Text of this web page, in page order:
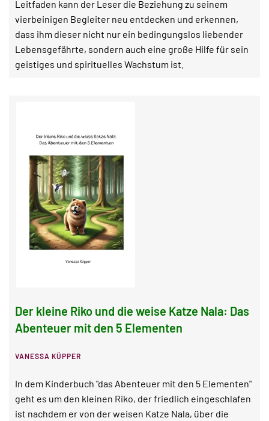
Leitfaden kann der Leser die Beziehung zu seinem
vierbeinigen Begleiter neu entdecken und erkennen,
dass ihm dieser nicht nur ein bedingungslos liebender
Lebensgefährte, sondern auch eine große Hilfe für sein
geistiges und spirituelles Wachstum ist.
Der kleine Riko und die weise Katze Nala: Das
Abenteuer mit den 5 Elementen
VANESSA KÜPPER
In dem Kinderbuch "das Abenteuer mit den 5 Elementen"
geht es um den kleinen Riko, der friedlich eingeschlafen
ist nachdem er von der weisen Katze Nala, über die